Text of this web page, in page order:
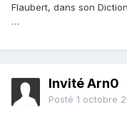
Flaubert, dans son
…
Invité Arn0
Posté 1 octobre